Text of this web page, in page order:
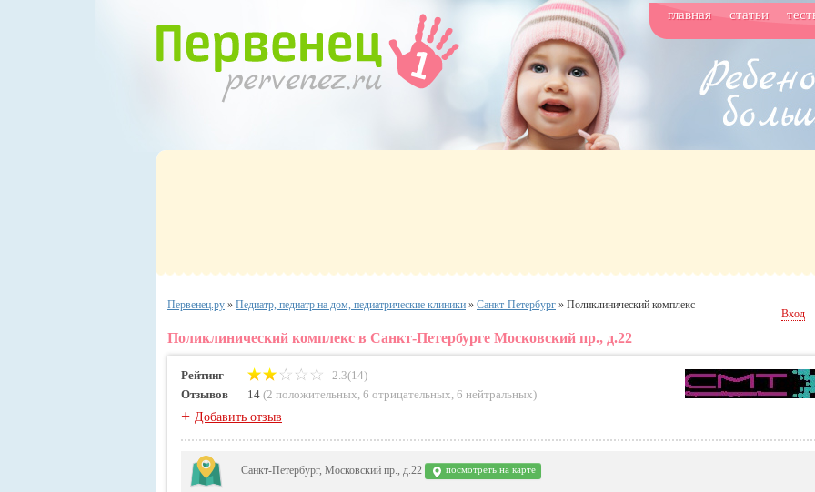
главная статьи
Первенец.ру » Педиатр, педиатр на дом, педиатрические клиники » Санкт-Петербург » Поликлинический комплекс
Вход
Поликлинический комплекс в Санкт-Петербурге Московский пр., д.22
Рейтинг
2.3(14)
Отзывов
14 (2 положительных, 6 отрицательных, 6 нейтральных)
+ Добавить отзыв
Санкт-Петербург, Московский пр., д.22 посмотреть на карте